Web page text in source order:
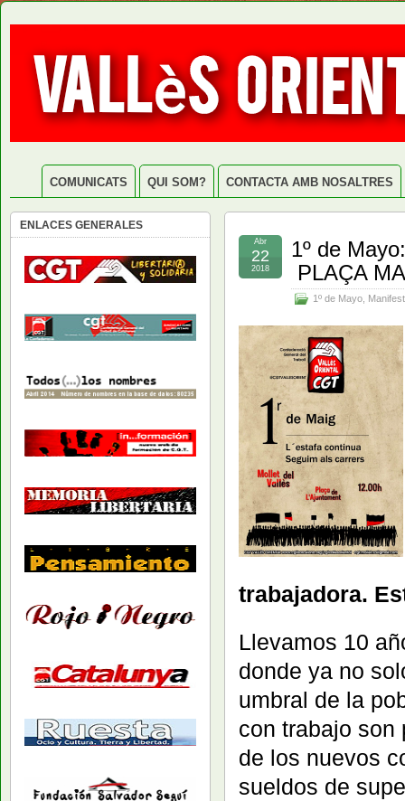
COMUNICATS QUI SOM? CONTACTA AMB NOSALTRES
1º de
PLAÇA
1º de Mayo
Abr
22
2018
trabajadora.
Llevamos 10
donde ya no
umbral de la
con trabajo son
de los nuevos
sueldos de
ENLACES GENERALES